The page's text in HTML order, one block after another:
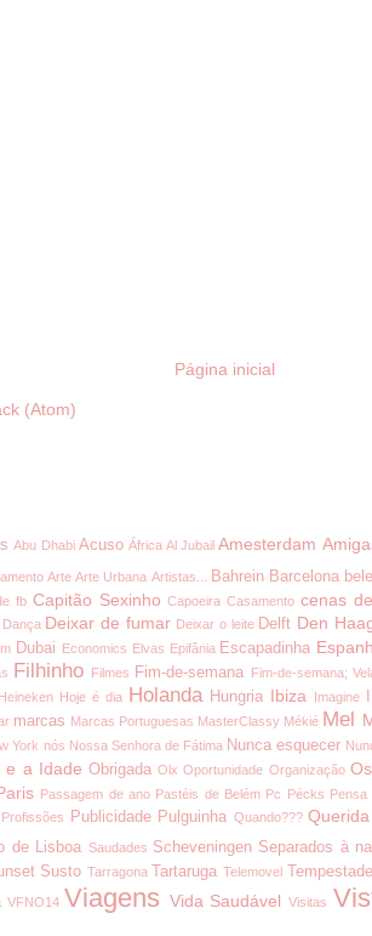
Página inicial
(Atom)
Abu Dhabi Acuso África Al Jubail Amesterdam
Arte Arte Urbana Artistas... Bahrein Barcelona
fb Capitão Sexinho Capoeira Casamento cenas
Dança Deixar de fumar Deixar o leite Delft Den
Dubai Economics Elvas Epifânia Escapadinha
Filhinho Filmes Fim-de-semana Fim-de-semana;
Heineken Hoje é dia Holanda Hungria Ibiza Imagine
marcas Marcas Portuguesas MasterClassy Mékié Mel
York nós Nossa Senhora de Fátima Nunca esquecer
e a Idade Obrigada Olx Oportunidade Organização
Passagem de ano Pastéis de Belém Pc Pécks Pensa
Profissões Publicidade Pulguinha Quando???
de Lisboa Saudades Scheveningen Separados à
Susto Tarragona Tartaruga Telemovel
VFNO14 Viagens Vida Saudável Visitas